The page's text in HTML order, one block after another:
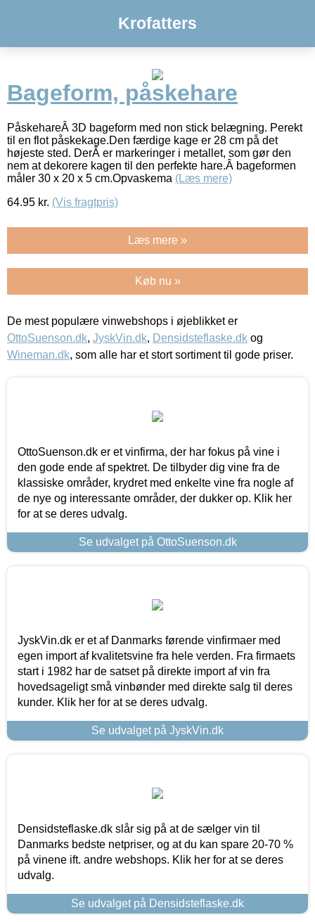
Krofatters
Bageform, påskehare
PåskehareÂ 3D bageform med non stick belægning. Perekt
til en flot påskekage.Den færdige kage er 28 cm på det
højeste sted. DerÂ er markeringer i metallet, som gør den
nem at dekorere kagen til den perfekte hare.Â bageformen
måler 30 x 20 x 5 cm.Opvaskema (Læs mere)
64.95 kr. (Vis fragtpris)
Læs mere »
Køb nu »
De mest populære vinwebshops i øjeblikket er
OttoSuenson.dk, JyskVin.dk, Densidsteflaske.dk og
Wineman.dk, som alle har et stort sortiment til gode priser.
OttoSuenson.dk er et vinfirma, der har fokus på vine i
den gode ende af spektret. De tilbyder dig vine fra de
klassiske områder, krydret med enkelte vine fra nogle af
de nye og interessante områder, der dukker op. Klik her
for at se deres udvalg.
Se udvalget på OttoSuenson.dk
JyskVin.dk er et af Danmarks førende vinfirmaer med
egen import af kvalitetsvine fra hele verden. Fra firmaets
start i 1982 har de satset på direkte import af vin fra
hovedsageligt små vinbønder med direkte salg til deres
kunder. Klik her for at se deres udvalg.
Se udvalget på JyskVin.dk
Densidsteflaske.dk slår sig på at de sælger vin til
Danmarks bedste netpriser, og at du kan spare 20-70 %
på vinene ift. andre webshops. Klik her for at se deres
udvalg.
Se udvalget på Densidsteflaske.dk